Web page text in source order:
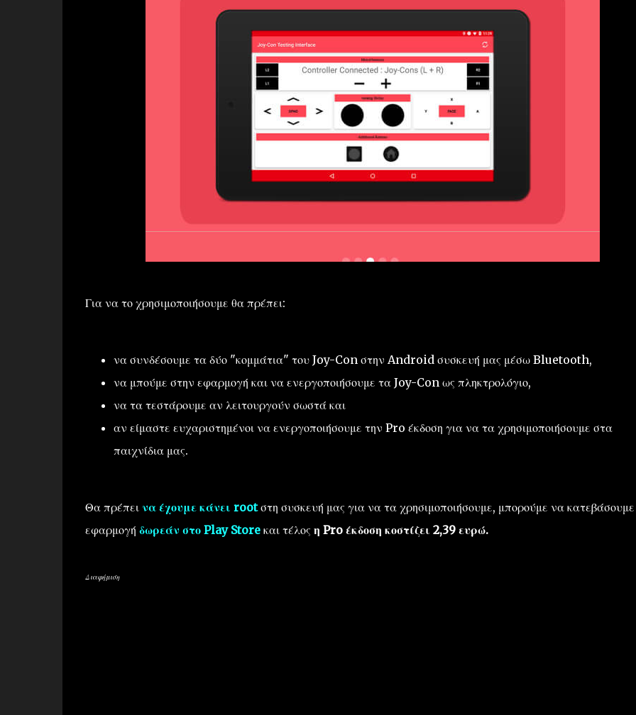
Για να το χρησιμοποιήσουμε θα πρέπει:
να συνδέσουμε τα δύο "κομμάτια" του Joy-Con στην Android συσκευή μας μέσω Bluetooth,
να μπούμε στην εφαρμογή και να ενεργοποιήσουμε τα Joy-Con ως πληκτρολόγιο,
να τα τεστάρουμε αν λειτουργούν σωστά και
αν είμαστε ευχαριστημένοι να ενεργοποιήσουμε την Pro έκδοση για να τα χρησιμοποιήσουμε στα
παιχνίδια μας.
Θα πρέπει να έχουμε κάνει rootστη συσκευή μας για να τα χρησιμοποιήσουμε, μπορούμε να
εφαρμογή δωρεάν στο Play Storeκαι τέλος η Pro έκδοση κοστίζει 2,39 ευρώ.
Διαφήμιση